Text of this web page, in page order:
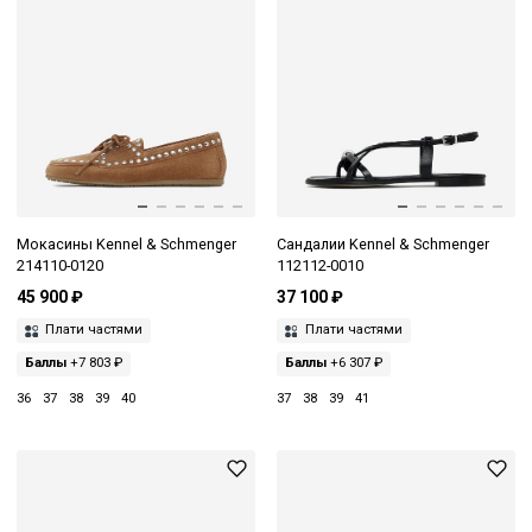
Мокасины Kennel & Schmenger
214110-0120
45 900 ₽
Плати частями
Баллы +7 803 ₽
36 37 38 39 40
Сандалии Kennel & Schmenger
112112-0010
37 100 ₽
Плати частями
Баллы+6 307 ₽
37 38 39 41